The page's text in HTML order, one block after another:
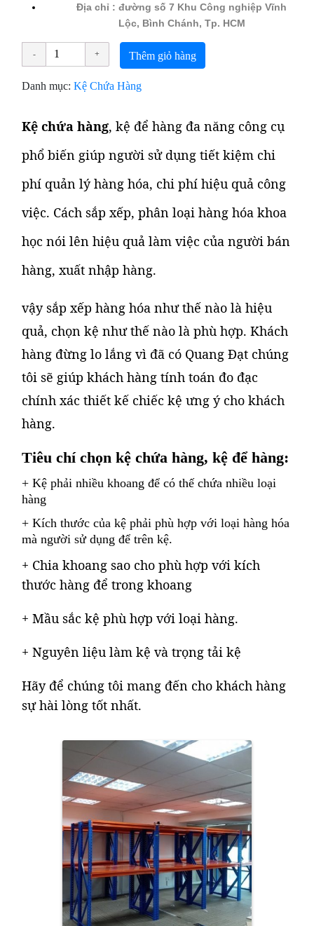
Địa chỉ : đường số 7 Khu Công nghiệp Vĩnh
Lộc, Bình Chánh, Tp. HCM
Thêm giỏ hàng
Danh mục:Kệ Chứa Hàng
Kệ chứa hàng, kệ để hàng đa năng công cụ
phổ biến giúp người sử dụng tiết kiệm chi
phí quản lý hàng hóa, chi phí hiệu quả công
việc. Cách sắp xếp, phân loại hàng hóa khoa
học nói lên hiệu quả làm việc của người bán
hàng, xuất nhập hàng.
vậy sắp xếp hàng hóa như thế nào là hiệu
quả, chọn kệ như thế nào là phù hợp. Khách
hàng đừng lo lắng vì đã có Quang Đạt chúng
tôi sẽ giúp khách hàng tính toán đo đạc
chính xác thiết kế chiếc kệ ưng ý cho khách
hàng.
Tiêu chí chọn kệ chứa hàng, kệ để hàng:
+ Kệ phải nhiều khoang để có thế chứa nhiều loại
hàng
+ Kích thước của kệ phải phù hợp với loại hàng hóa
mà người sử dụng để trên kệ.
+ Chia khoang sao cho phù hợp với kích
thước hàng để trong khoang
+ Mầu sắc kệ phù hợp với loại hàng.
+ Nguyên liệu làm kệ và trọng tải kệ
Hãy để chúng tôi mang đến cho khách hàng
sự hài lòng tốt nhất.